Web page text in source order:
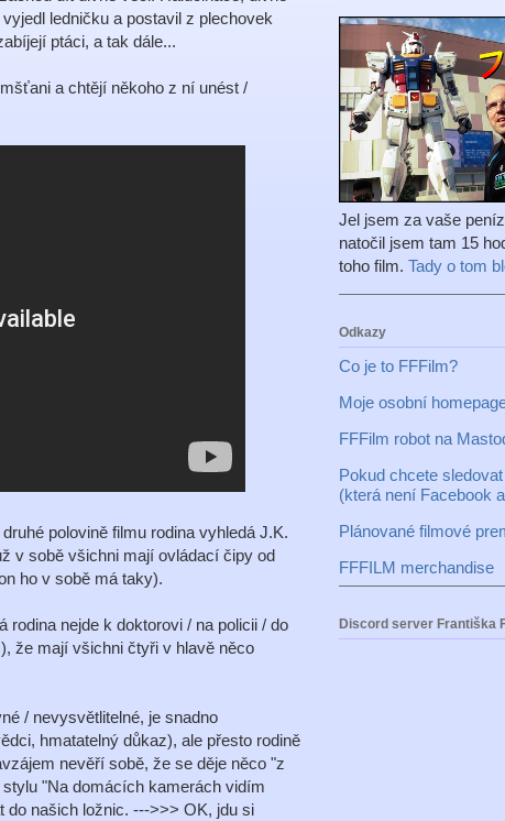
ledničku a postavil z plechovek
ptáci, a tak dále...
a chtějí někoho z ní unést /
polovině filmu rodina vyhledá J.K.
v sobě všichni mají ovládací čipy od
ho v sobě má taky).
nejde k doktorovi / na policii / do
že mají všichni čtyři v hlavě něco
/ nevysvětlitelné, je snadno
hmatatelný důkaz), ale přesto rodině
nevěří sobě, že se děje něco "z
"Na domácích kamerách vidím
našich ložnic. --->>> OK, jdu si
Jel jsem za vaše
natočil jsem tam 15
toho film. Tady o tom
Odkazy
Co je to FFFilm?
Moje osobní
FFFilm robot na
Pokud chcete
(která není Facebook
Plánované filmové
FFFILM merchandise
Discord server Františka